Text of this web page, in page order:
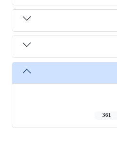
361